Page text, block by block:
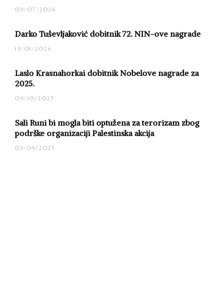
09/07/2026
Darko Tuševljaković dobitnik 72. NIN-ove nagrade
19/01/2026
Laslo Krasnahorkai dobitnik Nobelove nagrade za
2025.
09/10/2025
Sali Runi bi mogla biti optužena za terorizam zbog
podrške organizaciji Palestinska akcija
03/09/2025